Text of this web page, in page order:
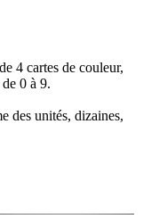
4 cartes de couleur,
0 à 9.
des unités, dizaines,